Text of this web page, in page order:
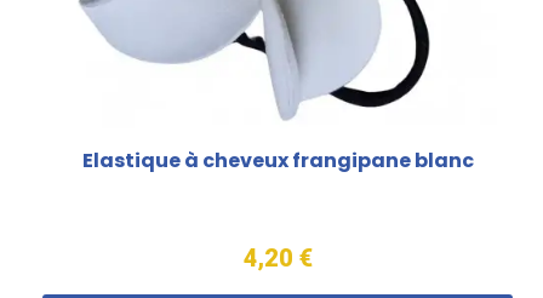
Elastique à cheveux frangipane blanc
4,20 €